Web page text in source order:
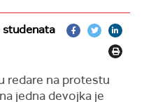
redare na protestu
jedna devojka je